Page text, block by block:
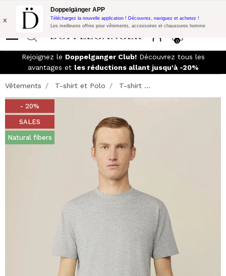
Promo Flash: 10% de réduction supplémentaire sur 300€ d'achat
avec le code:
0
x
Doppelgänger APP
Téléchargez la nouvelle application ! Découvrez, naviguez et achetez !
Les meilleures offres pour vêtements, accessoires et chaussures homme
Rejoignez le Doppelganger Club!Découvrez tous les
avantages et les réductions allant jusqu'à -20%
Vêtements T-shirt et Polo T-shirt ...
- 20%
SALES
Natural fibers